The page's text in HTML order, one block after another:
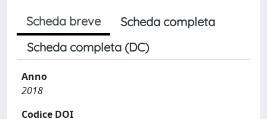
Scheda breve
Scheda completa
Scheda completa (DC)
Anno
2018
Codice DOI